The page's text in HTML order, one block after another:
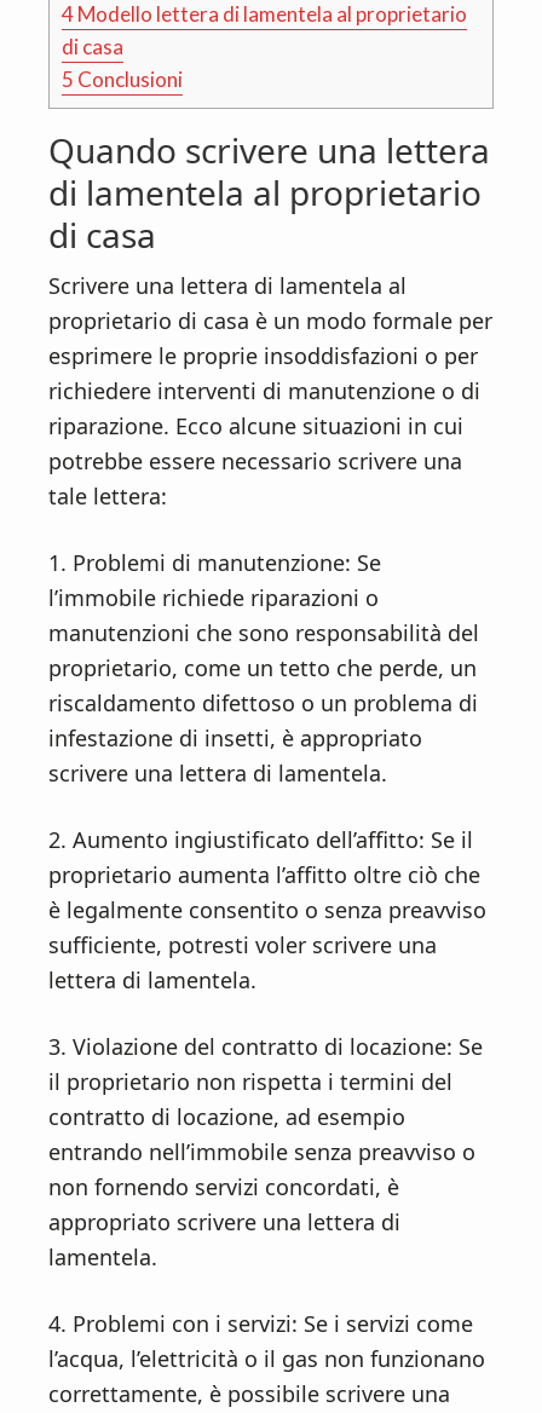
4Modello lettera di lamentela al proprietario
di casa
5 Conclusioni
Quando scrivere una lettera
di lamentela al proprietario
di casa
Scrivere una lettera di lamentela al
proprietario di casa è un modo formale per
esprimere le proprie insoddisfazioni o per
richiedere interventi di manutenzione o di
riparazione. Ecco alcune situazioni in cui
potrebbe essere necessario scrivere una
tale lettera:
1. Problemi di manutenzione: Se
l’immobile richiede riparazioni o
manutenzioni che sono responsabilità del
proprietario, come un tetto che perde, un
riscaldamento difettoso o un problema di
infestazione di insetti, è appropriato
scrivere una lettera di lamentela.
2. Aumento ingiustificato dell’affitto: Se il
proprietario aumenta l’affitto oltre ciò che
è legalmente consentito o senza preavviso
sufficiente, potresti voler scrivere una
lettera di lamentela.
3. Violazione del contratto di locazione: Se
il proprietario non rispetta i termini del
contratto di locazione, ad esempio
entrando nell’immobile senza preavviso o
non fornendo servizi concordati, è
appropriato scrivere una lettera di
lamentela.
4. Problemi con i servizi: Se i servizi come
l’acqua, l’elettricità o il gas non funzionano
correttamente, è possibile scrivere una